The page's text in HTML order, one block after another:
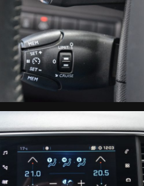
sulle seguenti componentistiche: